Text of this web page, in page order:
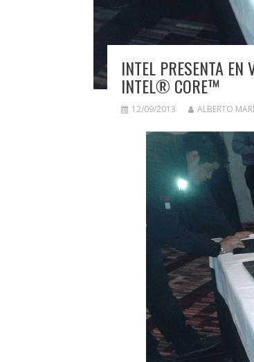
INTEL PRESENTA EN
INTEL® CORE™
12/09/2013 ALBERTO